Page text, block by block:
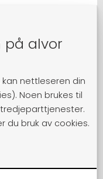
rapport. Målingen
både boliger og
atomsikkerhet
minimum 2 stk
for radonmåling i
du ikke motta
på alvor
nettleseren din
Noen brukes til
du bruk av cookies.